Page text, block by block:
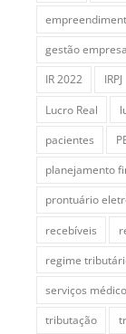
gestão
IR 2022
IRPJ
Lucro Real
pacientes
planejamento
prontuário
recebíveis
regime
serviços
tributação